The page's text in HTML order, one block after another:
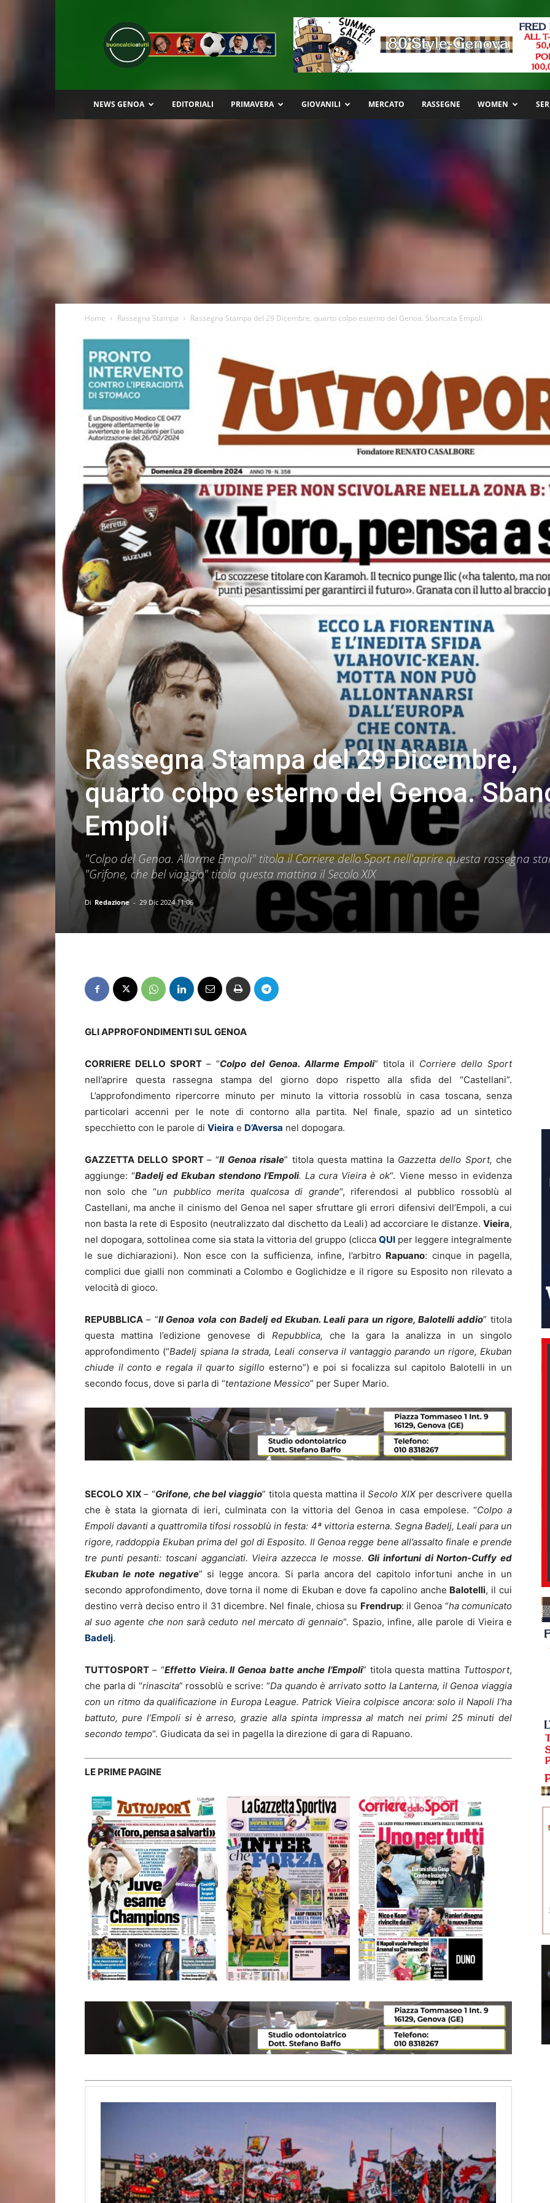
Buon
Calcio
a
Tutti
NEWS GENOA EDITORIALI PRIMAVERA GIOVANILI MERCATO RASSEGNE WOMEN
Home Rassegna Stampa Rassegna Stampa del 29 Dicembre, quarto colpo esterno del Genoa. Sbancata Empoli
Rassegna Stampa del 29 Dicembre,
quarto colpo esterno del Genoa.
Empoli
"Colpo del Genoa. Allarme Empoli" titola il Corriere dello Sport nell'aprire questa rassegna
"Grifone, che bel viaggio" titola questa mattina il Secolo XIX
Di Redazione - 29 Dic 2024 11:06
GLI APPROFONDIMENTI SUL GENOA
CORRIERE DELLO SPORT– “Colpo del Genoa. Allarme Empoli” titola il Corriere dello Sport
nell’aprire questa rassegna stampa del giorno dopo rispetto alla sfida del “Castellani”.
L’approfondimento ripercorre minuto per minuto la vittoria rossoblù in casa toscana, senza
particolari accenni per le note di contorno alla partita. Nel finale, spazio ad un sintetico
specchietto con le parole di Vieira e D’Aversa nel dopogara.
GAZZETTA DELLO SPORT– “Il Genoa risale” titola questa mattina la Gazzetta dello Sport,che
aggiunge: “Badelj ed Ekuban stendono l’Empoli. La cura Vieira è ok“. Viene messo in evidenza
non solo che “un pubblico merita qualcosa di grande“, riferendosi al pubblico rossoblù al
Castellani, ma anche il cinismo del Genoa nel saper sfruttare gli errori difensivi dell’Empoli, a cui
non basta la rete di Esposito (neutralizzato dal dischetto da Leali) ad accorciare le distanze. Vieira,
nel dopogara, sottolinea come sia stata la vittoria del gruppo (clicca QUI per leggere integralmente
le sue dichiarazioni). Non esce con la sufficienza, infine, l’arbitro Rapuano: cinque in pagella,
complici due gialli non comminati a Colombo e Goglichidze e il rigore su Esposito non rilevato a
velocità di gioco.
REPUBBLICA – “Il Genoa vola con Badelj ed Ekuban. Leali para un rigore, Balotelli addio” titola
questa mattina l’edizione genovese di Repubblica, che la gara la analizza in un singolo
approfondimento (“Badelj spiana la strada, Leali conserva il vantaggio parando un rigore, Ekuban
chiude il conto e regala il quarto sigilloesterno”) e poi si focalizza sul capitolo Balotelli in un
secondo focus, dove si parla di “tentazione Messico” per Super Mario.
SECOLO XIX– “Grifone, che bel viaggio” titola questa mattina ilSecolo XIX per descrivere quella
che è stata la giornata di ieri, culminata con la vittoria del Genoa in casa empolese. “Colpo a
Empoli davanti a quattromila tifosi rossoblù in festa: 4ª vittoria esterna. Segna Badelj, Leali para un
rigore, raddoppia Ekuban prima del gol di Esposito. Il Genoa regge bene all’assalto finale e prende
tre punti pesanti: toscani agganciati. Vieira azzecca le mosse. Gli infortuni di Norton-Cuffy ed
Ekuban le note negative” si legge ancora. Si parla ancora del capitolo infortuni anche in un
secondo approfondimento, dove torna il nome di Ekuban e dove fa capolino anche Balotelli, il cui
destino verrà deciso entro il 31 dicembre. Nel finale, chiosa su Frendrup: il Genoa “ha comunicato
al suo agente che non sarà ceduto nel mercato di gennaio“. Spazio, infine, alle parole di Vieira e
Badelj.
TUTTOSPORT – “Effetto Vieira. Il Genoa batte anche l’Empoli” titola questa mattina Tuttosport,
che parla di “rinascita” rossoblù e scrive: “Da quando è arrivato sotto la Lanterna, il Genoa viaggia
con un ritmo da qualificazione in Europa League. Patrick Vieira colpisce ancora: solo il Napoli l’ha
battuto, pure l’Empoli si è arreso, grazie alla spinta impressa al match nei primi 25 minuti del
secondo tempo“. Giudicata da sei in pagella la direzione di gara di Rapuano.
LE PRIME PAGINE